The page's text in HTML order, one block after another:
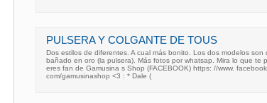
PULSERA Y COLGANTE DE TOUS
Dos estilos de diferentes. A cual más bonito. Los dos modelos son
bañado en oro (la pulsera). Más fotos por whatsap. Mira lo que te
eres fan de Gamusina s Shop (FACEBOOK) https: //www. facebook.
com/gamusinashop <3 : * Dale (